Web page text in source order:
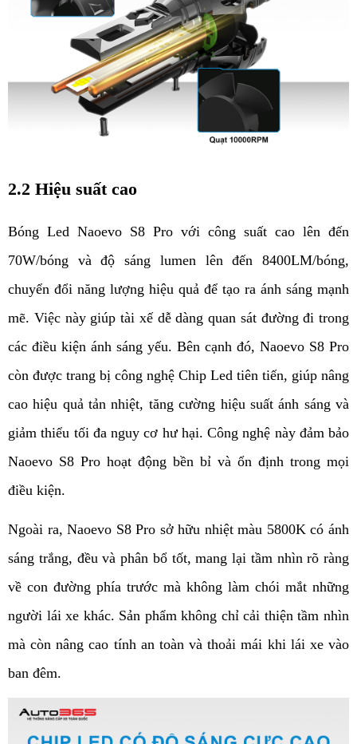
2.2 Hiệu suất cao
Bóng Led Naoevo S8 Pro với công suất cao lên đến
70W/bóng và độ sáng lumen lên đến 8400LM/bóng,
chuyển đổi năng lượng hiệu quả để tạo ra ánh sáng mạnh
mẽ. Việc này giúp tài xế dễ dàng quan sát đường đi trong
các điều kiện ánh sáng yếu. Bên cạnh đó, Naoevo S8 Pro
còn được trang bị công nghệ Chip Led tiên tiến, giúp nâng
cao hiệu quả tản nhiệt, tăng cường hiệu suất ánh sáng và
giảm thiểu tối đa nguy cơ hư hại. Công nghệ này đảm bảo
Naoevo S8 Pro hoạt động bền bỉ và ổn định trong mọi
điều kiện.
Ngoài ra, Naoevo S8 Pro sở hữu nhiệt màu 5800K có ánh
sáng trắng, đều và phân bổ tốt, mang lại tầm nhìn rõ ràng
về con đường phía trước mà không làm chói mắt những
người lái xe khác. Sản phẩm không chỉ cải thiện tầm nhìn
mà còn nâng cao tính an toàn và thoải mái khi lái xe vào
ban đêm.